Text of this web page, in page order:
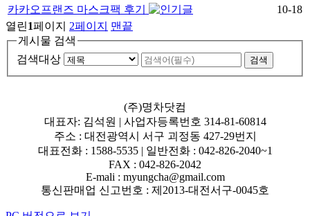
카카오프랜즈 마스크팩 후기
10-18
열린1페이지 2페이지
맨끝
게시물 검색
검색대상
(주)명차닷컴
대표자: 김석원 | 사업자등록번호 314-81-60814
주소 : 대전광역시 서구 괴정동 427-29번지
대표전화 : 1588-5535 | 일반전화 : 042-826-2040~1
FAX : 042-826-2042
E-mali : myungcha@gmail.com
통신판매업 신고번호 : 제2013-대전서구-0045호